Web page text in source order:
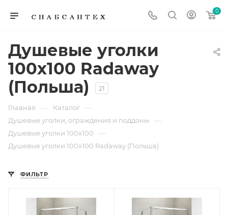
0
Душевые уголки
100х100 Radaway
(Польша)
21
Главная — Каталог —
Душевые уголки, ограждения и поддоны —
Душевые уголки 100х100 —
Душевые уголки 100х100 Radaway (Польша)
ФИЛЬТР